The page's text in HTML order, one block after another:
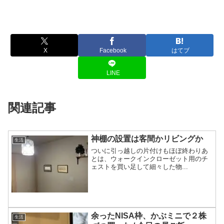
X Facebook はてブ
LINE
関連記事
生活 神棚の設置は客間かリビングか
ついに引っ越しの片付けもほぼ終わりあ
とは、ウォークインクローゼット用のチ
ェストを買い足して細々した物...
生活
余ったNISA枠、かぶミニで２株